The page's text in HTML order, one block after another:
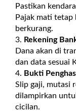
Pastikan
Pajak mati tetap
berkurang.
Rekening
Dana akan di
dan data sesuai
Bukti
Slip gaji, mutasi
dilampirkan
cicilan.